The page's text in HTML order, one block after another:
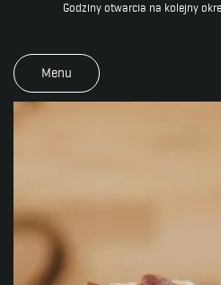
Godziny otwarcia na kolejny
Menu